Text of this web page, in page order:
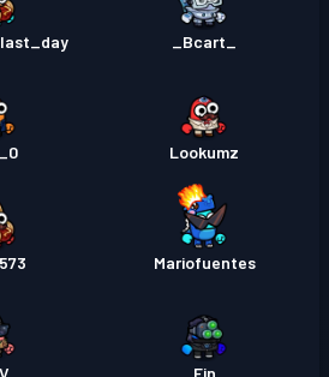
_Bcart_
Lookumz
Mariofuentes
_Fin_